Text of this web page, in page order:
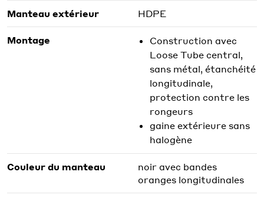
Manteau extérieur HDPE
Montage
Construction avec
Loose Tube central,
sans métal, étanchéité
longitudinale,
protection contre les
rongeurs
gaine extérieure sans
halogène
Couleur du manteau
noir avec bandes
oranges longitudinales